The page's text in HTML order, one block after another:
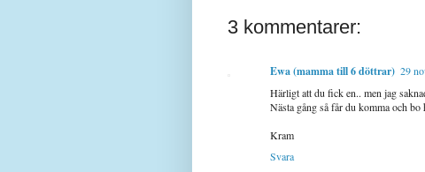
3 kommentarer:
Ewa (mamma till 6 döttrar) 29
Härligt att du fick en.. men jag
Nästa gång så får du komma och
Kram
Svara